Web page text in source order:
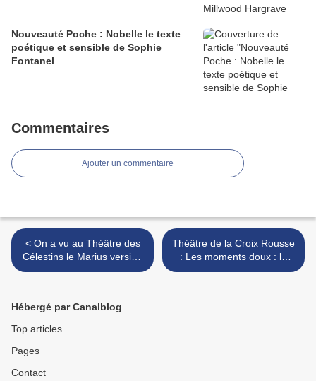
Nouveauté Poche : Nobelle le texte
poétique et sensible de Sophie
Fontanel
Commentaires
Ajouter un commentaire
< On a vu au Théâtre des
Célestins le Marius version
Joël Pommerat
Théâtre de la Croix Rousse
: Les moments doux : la
violence dernier refuge de
Hébergé par Canalblog
Top articles
Pages
Contact